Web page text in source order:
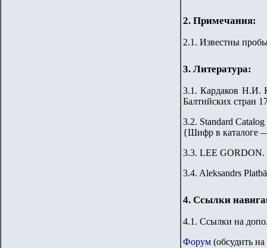
2. Примечания:
2.1. Известны
3. Литература:
3.1. Кардаков Н.И.
Балтийских стран
3.2. Standard
{Шифр в каталоге
3.3. LEE GORDON.
3.4. Aleksandrs
4. Ссылки
4.1. Ссылки на
Форум (обсудить